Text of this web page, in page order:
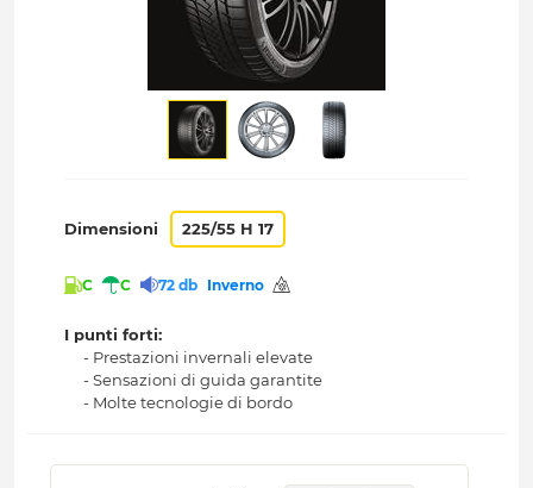
Dimensioni 225/55 H 17
C C 72 db Inverno
I punti forti:
- Prestazioni invernali elevate
- Sensazioni di guida garantite
- Molte tecnologie di bordo